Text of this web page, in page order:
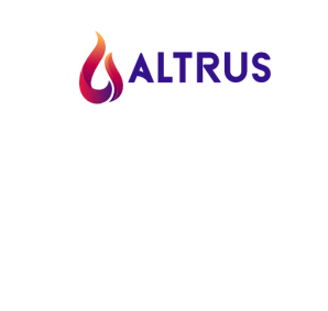
contenido